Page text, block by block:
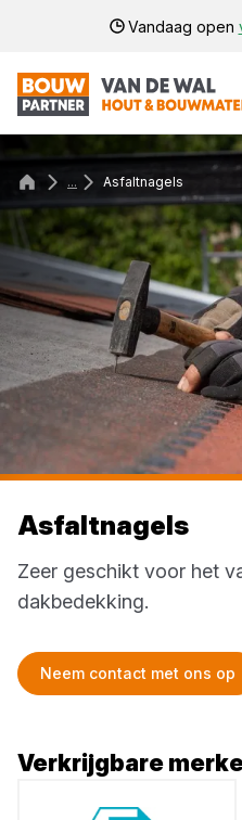
Vandaag open
... Asfaltnagels
Asfaltnagels
Zeer geschikt voor het
dakbedekking.
Neem contact met ons op
Verkrijgbare